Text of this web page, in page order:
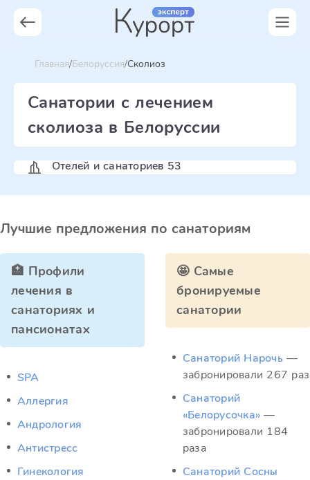
Главная Белоруссия Сколиоз
Санатории с лечением
сколиоза в Белоруссии
Отелей и санаториев 53
Лучшие предложения по санаториям
🏥 Профили
лечения в
санаториях и
пансионатах
SPA
Аллергия
Андрология
Антистресс
Гинекология
🤩 Самые
бронируемые
санатории
Санаторий Нарочь —
забронировали 267 раз
Санаторий
«Белорусочка» —
забронировали 184
раза
Санаторий Сосны